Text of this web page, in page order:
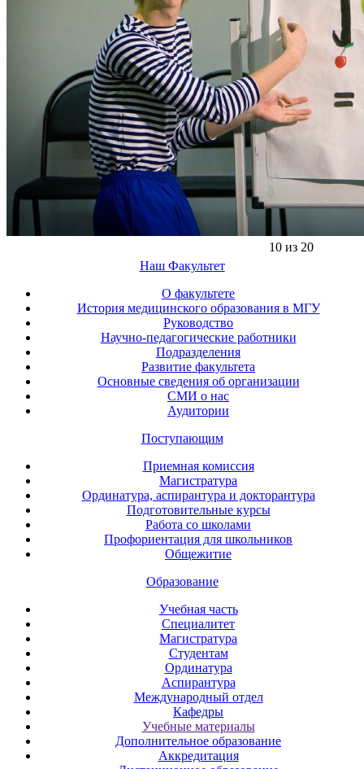
10 из 20
Наш Факультет
О факультете
История медицинского образования в МГУ
Руководство
Научно-педагогические работники
Подразделения
Развитие факультета
Основные сведения об организации
СМИ о нас
Аудитории
Поступающим
Приемная комиссия
Магистратура
Ординатура, аспирантура и докторантура
Подготовительные курсы
Работа со школами
Профориентация для школьников
Общежитие
Образование
Учебная часть
Специалитет
Магистратура
Студентам
Ординатура
Аспирантура
Международный отдел
Кафедры
Учебные материалы
Дополнительное образование
Аккредитация